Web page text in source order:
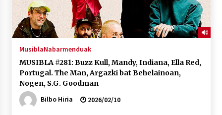
MusiblaNabarmenduak
MUSIBLA #281: Buzz Kull, Mandy, Indiana, Ella Red,
Portugal. The Man, Argazki bat Behelainoan,
Nogen, S.G. Goodman
Bilbo Hiria
2026/02/10